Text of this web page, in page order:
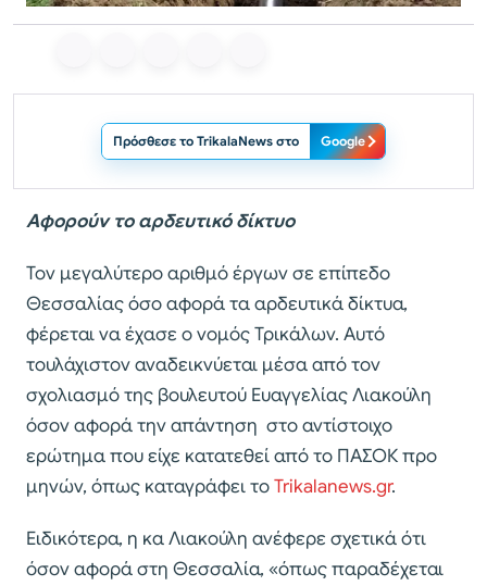
Πρόσθεσε το TrikalaNews στο Google
Αφορούν το αρδευτικό δίκτυο
Τον μεγαλύτερο αριθμό έργων σε επίπεδο
Θεσσαλίας όσο αφορά τα αρδευτικά δίκτυα,
φέρεται να έχασε ο νομός Τρικάλων. Αυτό
τουλάχιστον αναδεικνύεται μέσα από τον
σχολιασμό της βουλευτού Ευαγγελίας Λιακούλη
όσον αφορά την απάντηση στο αντίστοιχο
ερώτημα που είχε κατατεθεί από το ΠΑΣΟΚ προ
μηνών, όπως καταγράφει τοTrikalanews.gr.
Ειδικότερα, η κα Λιακούλη ανέφερε σχετικά ότι
όσον αφορά στη Θεσσαλία, «όπως παραδέχεται